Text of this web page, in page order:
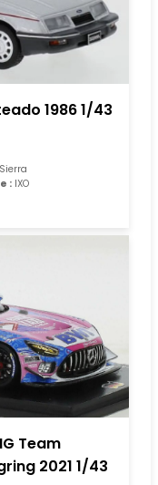
1986 1/43
Sierra
: IXO
Team
2021 1/43